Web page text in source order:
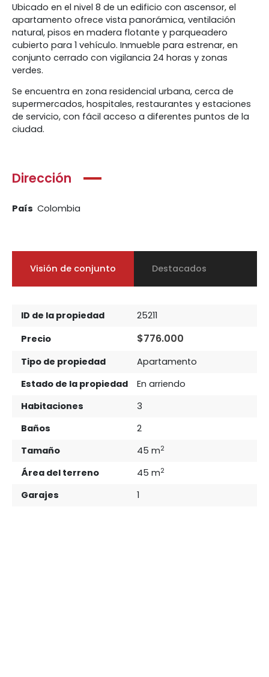
Ubicado en el nivel 8 de un edificio con ascensor, el
apartamento ofrece vista panorámica, ventilación
natural, pisos en madera flotante y parqueadero
cubierto para 1 vehículo. Inmueble para estrenar, en
conjunto cerrado con vigilancia 24 horas y zonas
verdes.
Se encuentra en zona residencial urbana, cerca de
supermercados, hospitales, restaurantes y estaciones
de servicio, con fácil acceso a diferentes puntos de la
ciudad.
Dirección
País Colombia
Visión de conjunto Destacados
ID de la propiedad
25211
Precio
$776.000
Tipo de propiedad
Apartamento
Estado de la propiedad
En arriendo
Habitaciones
3
Baños
2
Tamaño
45 m2
Área del terreno 45 m2
Garajes 1